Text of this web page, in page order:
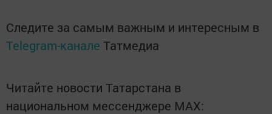
Следите за самым важным и интересным в
Telegram-канале Татмедиа
Читайте новости Татарстана в
национальном мессенджере MАХ: